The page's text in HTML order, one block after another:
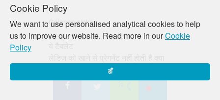
Cookie Policy
We want to use personalised analytical cookies to help
us to improve our website. Read more in ourCookie
Policy
हाँ
Gajanan sinkar
मंगल, 01/29/2019 - 04:47 बजे
पर्मालिंक
को